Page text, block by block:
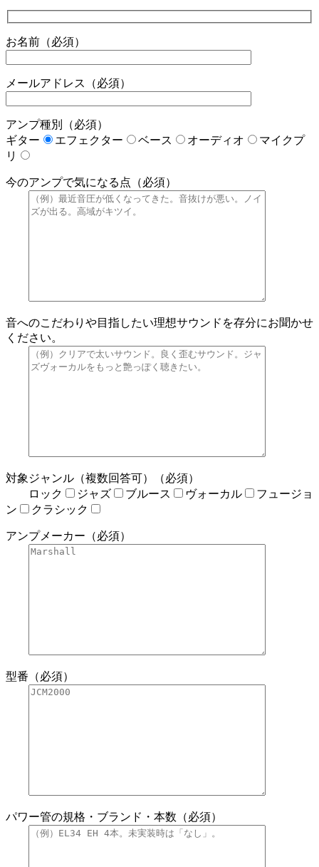
お名前（必須）
メールアドレス（必須）
アンプ種別（必須）
ギター
エフェクター ベース オーディオ
マイクプ
リ
今のアンプで気になる点（必須）
音へのこだわりや目指したい理想サウンドを存分にお聞かせ
ください。
対象ジャンル（複数回答可）（必須）
ロック
ジャズ ブルース ヴォーカル
フュージョ
ン
クラシック
アンプメーカー（必須）
型番（必須）
パワー管の規格・ブランド・本数（必須）